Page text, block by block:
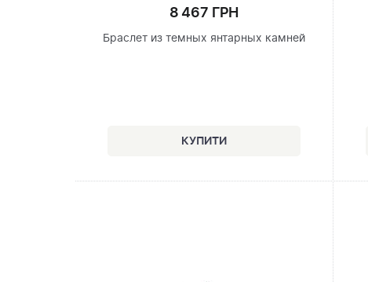
8 467 ГРН
Браслет из темных янтарных камней